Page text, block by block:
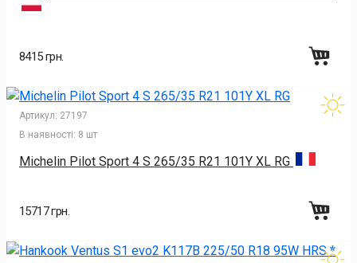
8415 грн.
Артикул: 27197
В наявності: 8 шт
Michelin Pilot Sport 4 S 265/35 R21 101Y XL RG
15717 грн.